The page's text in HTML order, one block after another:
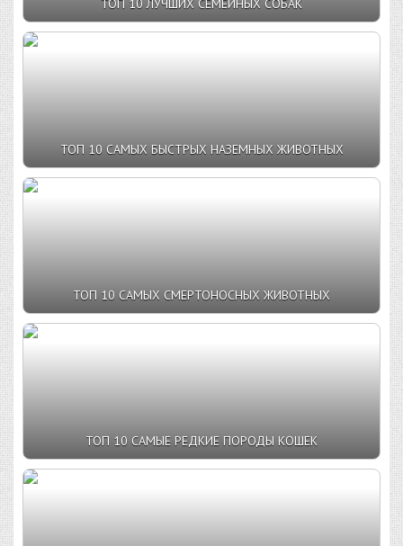
ТОП 10 ЛУЧШИХ СЕМЕЙНЫХ СОБАК
ТОП 10 САМЫХ БЫСТРЫХ НАЗЕМНЫХ ЖИВОТНЫХ
ТОП 10 САМЫХ СМЕРТОНОСНЫХ ЖИВОТНЫХ
ТОП 10 САМЫЕ РЕДКИЕ ПОРОДЫ КОШЕК